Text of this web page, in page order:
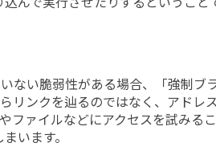
ない脆弱性がある場合、「強制ブ
リンクを辿るのではなく、アドレ
ファイルなどにアクセスを試みる
います。